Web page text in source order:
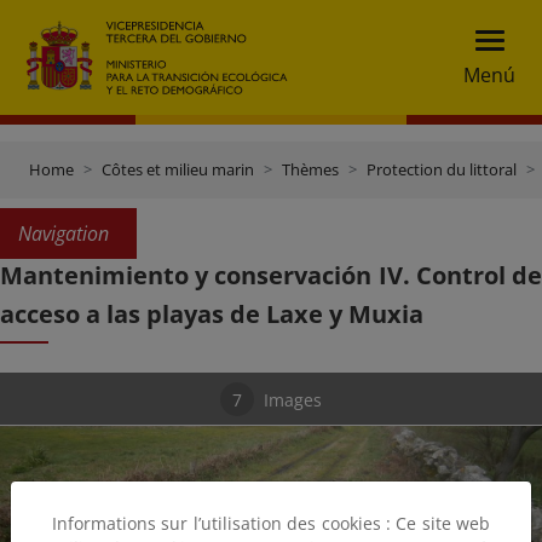
Menú
Home Côtes et milieu marin Thèmes Protection du littoral
Navigation
Mantenimiento y conservación IV. Control de
acceso a las playas de Laxe y Muxia
7 Images
Informations sur l’utilisation des cookies : Ce site web